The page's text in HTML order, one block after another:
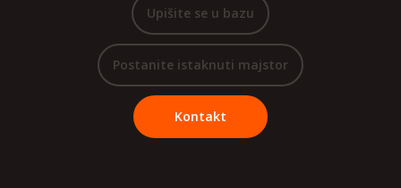
Upišite se u bazu
Postanite istaknuti majstor
Kontakt